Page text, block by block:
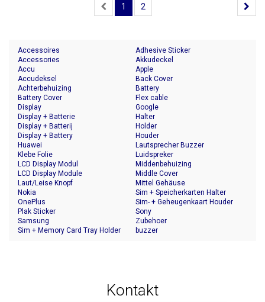
1
2
Accessoires
Accessories
Accu
Accudeksel
Achterbehuizing
Adhesive Sticker
Akkudeckel
Apple
Back Cover
Battery
Battery Cover
Display
Display + Batterie
Display + Batterij
Display + Battery
Flex cable
Google
Halter
Holder
Houder
Huawei
Klebe Folie
LCD Display Modul
LCD Display Module
Laut/Leise Knopf
Lautsprecher Buzzer
Luidspreker
Middenbehuizing
Middle Cover
Mittel Gehäuse
Nokia
OnePlus
Plak Sticker
Samsung
Sim + Memory Card Tray Holder
Sim + Speicherkarten Halter
Sim- + Geheugenkaart Houder
Sony
Zubehoer
buzzer
Kontakt